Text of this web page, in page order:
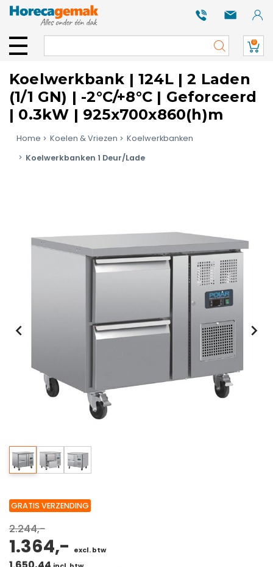
0
Koelwerkbank | 124L | 2 Laden
(1/1 GN) | -2°C/+8°C | Geforceerd
| 0.3kW | 925x700x860(h)m
Home Koelen & Vriezen
Koelwerkbanken
Koelwerkbanken 1 Deur/Lade
GRATIS VERZENDING
2.244,-
1.364,- excl. btw